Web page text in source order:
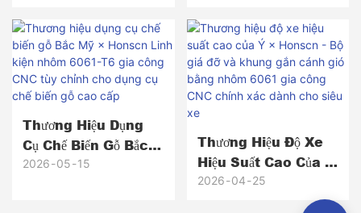
Thau Gia Công CNC
Chính Xác, Từ
Nguyên Mẫu Đến
Hơn 5.000 Sản Phẩm
Sản Xuất Hàng Loạt.
Thương Hiệu Dụng
Cụ Chế Biến Gỗ Bắc
Mỹ × Honscn Linh
2026 05 15
Thương Hiệu Độ Xe
Hiệu Suất Cao Của Ý
× Honscn - Bộ Giá
Đỡ Và Khung Gắn
2026 04 25